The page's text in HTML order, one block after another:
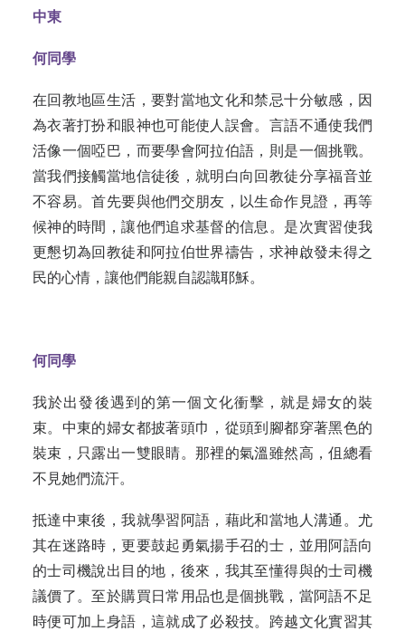
中東
何同學
在回教地區生活，要對當地文化和禁忌十分敏感，因
為衣著打扮和眼神也可能使人誤會。言語不通使我們
活像一個啞巴，而要學會阿拉伯語，則是一個挑戰。
當我們接觸當地信徒後，就明白向回教徒分享福音並
不容易。首先要與他們交朋友，以生命作見證，再等
候神的時間，讓他們追求基督的信息。是次實習使我
更懇切為回教徒和阿拉伯世界禱告，求神啟發未得之
民的心情，讓他們能親自認識耶穌。
何同學
我於出發後遇到的第一個文化衝擊，就是婦女的裝
束。中東的婦女都披著頭巾，從頭到腳都穿著黑色的
裝束，只露出一雙眼睛。那裡的氣溫雖然高，伹總看
不見她們流汗。
抵達中東後，我就學習阿語，藉此和當地人溝通。尤
其在迷路時，更要鼓起勇氣揚手召的士，並用阿語向
的士司機說出目的地，後來，我其至懂得與的士司機
議價了。至於購買日常用品也是個挑戰，當阿語不足
時便可加上身語，這就成了必殺技。跨越文化實習其